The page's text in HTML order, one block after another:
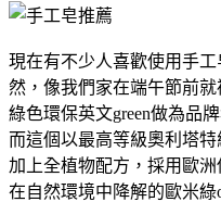
現在有不少人喜歡使用手
然，像我們家在端午節前
綠色環保英文green做為品
而這個以最高等級奧利塔
加上全植物配方，採用歐
在自然環境中降解的歐米綠